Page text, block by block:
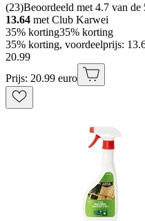
(23)Beoordeeld met 4.7 van
13.64 met Club Karwei
35% korting35% korting
35% korting, voordeelprijs:
20.99
Prijs: 20.99 euro